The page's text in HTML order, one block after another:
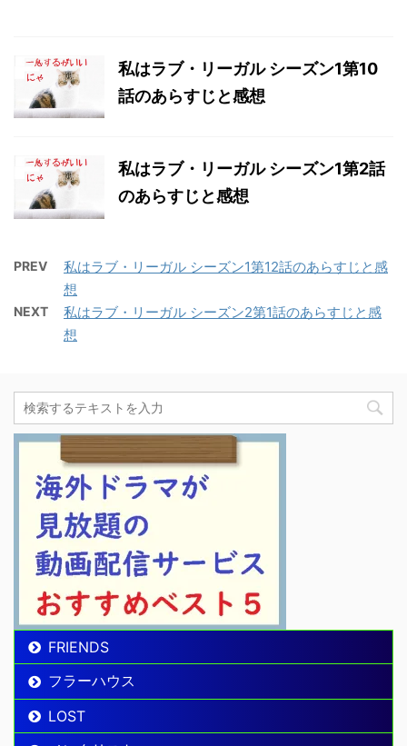
私はラブ・リーガル シーズン1第10
話のあらすじと感想
私はラブ・リーガル シーズン1第2話
のあらすじと感想
PREV
私はラブ・リーガル シーズン1第12話のあらすじと感
想
NEXT
私はラブ・リーガル シーズン2第1話のあらすじと感
想
FRIENDS
フラーハウス
LOST